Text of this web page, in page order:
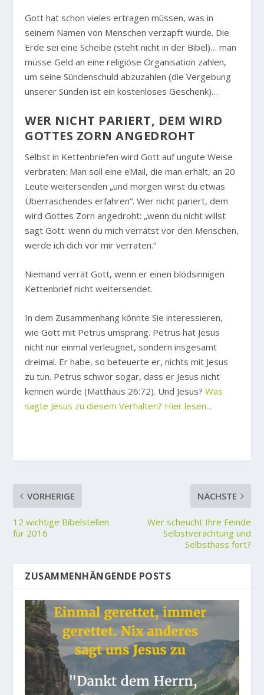
Gott hat schon vieles ertragen müssen, was in
seinem Namen von Menschen verzapft wurde. Die
Erde sei eine Scheibe (steht nicht in der Bibel)… man
müsse Geld an eine religiöse Organisation zahlen,
um seine Sündenschuld abzuzahlen (die Vergebung
unserer Sünden ist ein kostenloses Geschenk)…
WER NICHT PARIERT, DEM WIRD
GOTTES ZORN ANGEDROHT
Selbst in Kettenbriefen wird Gott auf ungute Weise
verbraten: Man soll eine eMail, die man erhält, an 20
Leute weitersenden „und morgen wirst du etwas
Überraschendes erfahren“. Wer nicht pariert, dem
wird Gottes Zorn angedroht: „wenn du nicht willst
sagt Gott: wenn du mich verrätst vor den Menschen,
werde ich dich vor mir verraten.“
Niemand verrät Gott, wenn er einen blödsinnigen
Kettenbrief nicht weitersendet.
In dem Zusammenhang könnte Sie interessieren,
wie Gott mit Petrus umsprang. Petrus hat Jesus
nicht nur einmal verleugnet, sondern insgesamt
dreimal. Er habe, so beteuerte er, nichts mit Jesus
zu tun. Petrus schwor sogar, dass er Jesus nicht
kennen würde (Matthäus 26:72). Und Jesus?Was
sagte Jesus zu diesem Verhalten? Hier lesen…
VORHERIGE
12 wichtige Bibelstellen
für 2016
NÄCHSTE
Wer scheucht Ihre Feinde
Selbstverachtung und
Selbsthass fort?
ZUSAMMENHÄNGENDE POSTS